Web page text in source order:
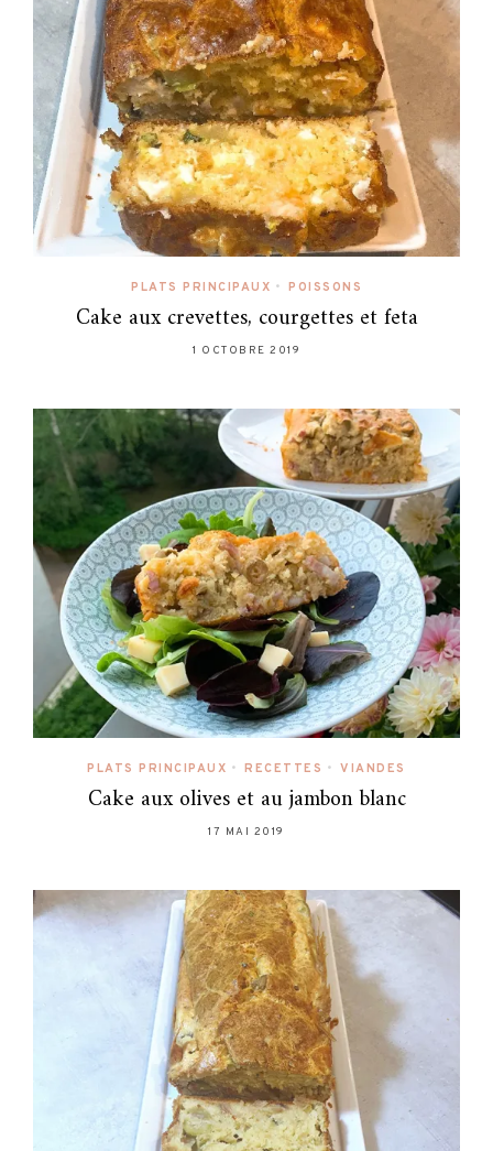
PLATS PRINCIPAUX • POISSONS
Cake aux crevettes, courgettes et feta
1 OCTOBRE 2019
PLATS PRINCIPAUX • RECETTES • VIANDES
Cake aux olives et au jambon blanc
17 MAI 2019